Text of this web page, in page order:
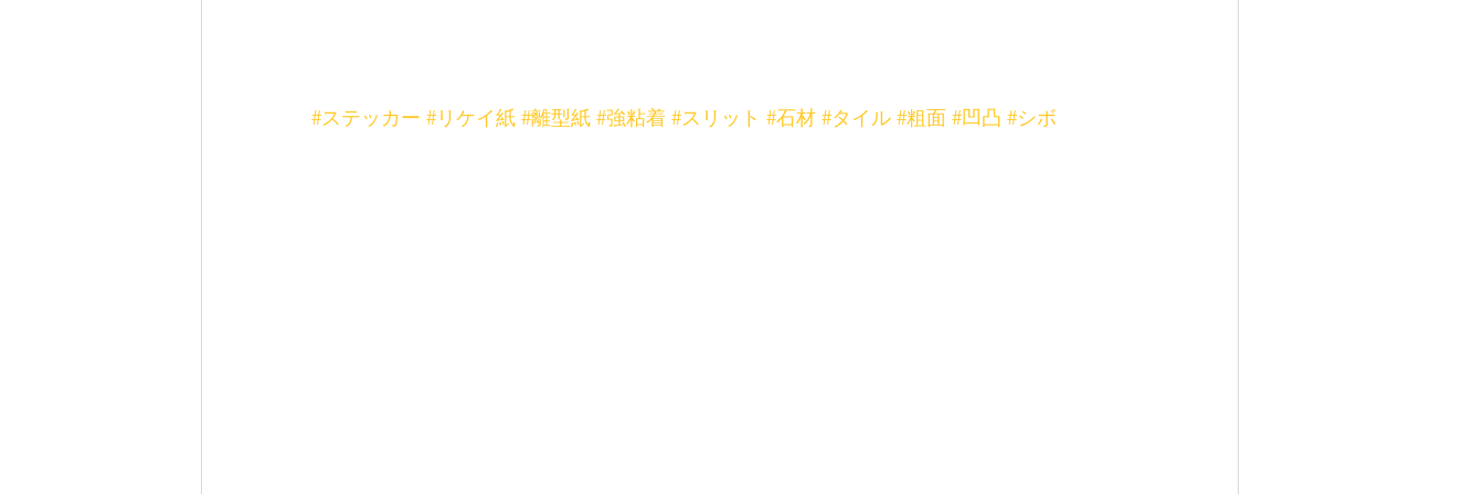
#ステッカー #リケイ紙 #離型紙 #強粘着 #スリット #石材 #タイル #粗面 #凹凸 #シボ